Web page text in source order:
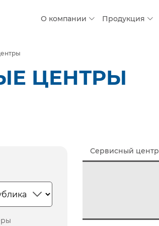
О компании Продукция
ЦЕНТРЫ
Сервисный центр